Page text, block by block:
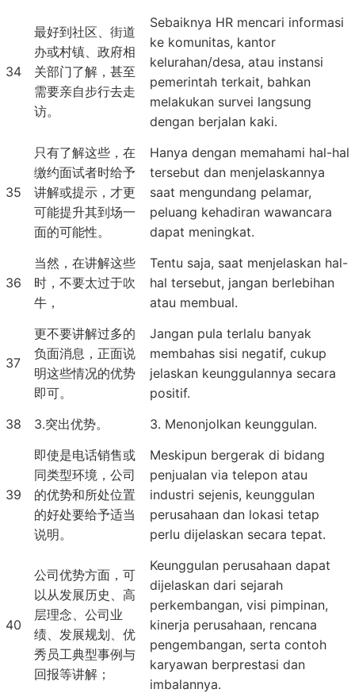
34
最好到社区、街道
办或村镇、政府相
关部门了解，甚至
需要亲自步行去走
访。
Sebaiknya HR mencari informasi
ke komunitas, kantor
kelurahan/desa, atau instansi
pemerintah terkait, bahkan
melakukan survei langsung
dengan berjalan kaki.
35
只有了解这些，在
缴约面试者时给予
讲解或提示，才更
可能提升其到场一
面的可能性。
Hanya dengan memahami hal-hal
tersebut dan menjelaskannya
saat mengundang pelamar,
peluang kehadiran wawancara
dapat meningkat.
36
当然，在讲解这些
时，不要太过于吹
牛，
Tentu saja, saat menjelaskan hal-
hal tersebut, jangan berlebihan
atau membual.
37
更不要讲解过多的
负面消息，正面说
明这些情况的优势
即可。
Jangan pula terlalu banyak
membahas sisi negatif, cukup
jelaskan keunggulannya secara
positif.
38
3.突出优势。 3. Menonjolkan keunggulan.
39
即使是电话销售或
同类型环境，公司
的优势和所处位置
的好处要给予适当
说明。
Meskipun bergerak di bidang
penjualan via telepon atau
industri sejenis, keunggulan
perusahaan dan lokasi tetap
perlu dijelaskan secara tepat.
40
公司优势方面，可
以从发展历史、高
层理念、公司业
绩、发展规划、优
秀员工典型事例与
回报等讲解；
Keunggulan perusahaan dapat
dijelaskan dari sejarah
perkembangan, visi pimpinan,
kinerja perusahaan, rencana
pengembangan, serta contoh
karyawan berprestasi dan
imbalannya.